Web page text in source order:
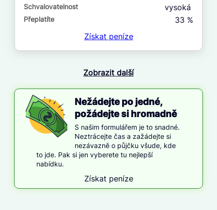
Schvalovatelnost vysoká
Přeplatíte
33 %
Získat peníze
Zobrazit další
Nežádejte po jedné,
požádejte si hromadně
S našim formulářem je to snadné.
Neztrácejte čas a zažádejte si
nezávazně o půjčku všude, kde
to jde. Pak si jen vyberete tu nejlepší
nabídku.
Získat peníze